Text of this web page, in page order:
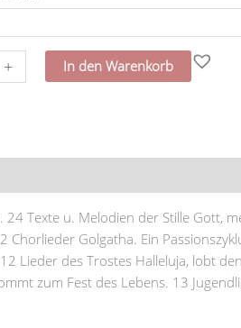
+ In den Warenkorb
Texte u. Melodien der Stille Gott,
Golgatha. Ein
Lieder des Trostes Halleluja, lobt
zum Fest des Lebens. 13